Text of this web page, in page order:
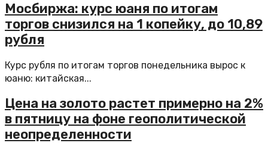
Мосбиржа: курс юаня по итогам
торгов снизился на 1 копейку, до 10,89
рубля
Курс рубля по итогам торгов понедельника вырос к
юаню: китайская...
Цена на золото растет примерно на 2%
в пятницу на фоне геополитической
неопределенности